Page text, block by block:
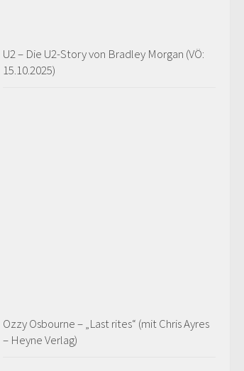
U2 – Die U2-Story von Bradley Morgan (VÖ:
15.10.2025)
Ozzy Osbourne – „Last rites“ (mit Chris Ayres
– Heyne Verlag)